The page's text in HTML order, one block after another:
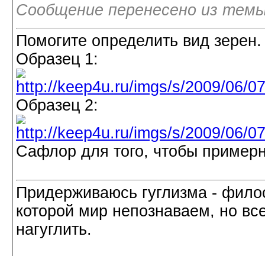
Сообщение перенесено из
Помогите определить вид
Образец 1:
Образец 2:
Сафлор для того, чтобы
Придерживаюсь гуглизма -
которой мир непознаваем, но
нагуглить.